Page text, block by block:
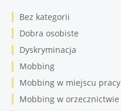
Bez kategorii
Dobra osobiste
Dyskryminacja
Mobbing
Mobbing w miejscu pracy
Mobbing w orzecznictwie